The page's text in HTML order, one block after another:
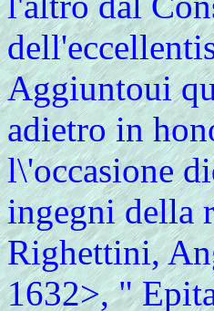
Aggiuntoui
adietro in
l\'occasione
ingegni della
Righettini,
1632>, "